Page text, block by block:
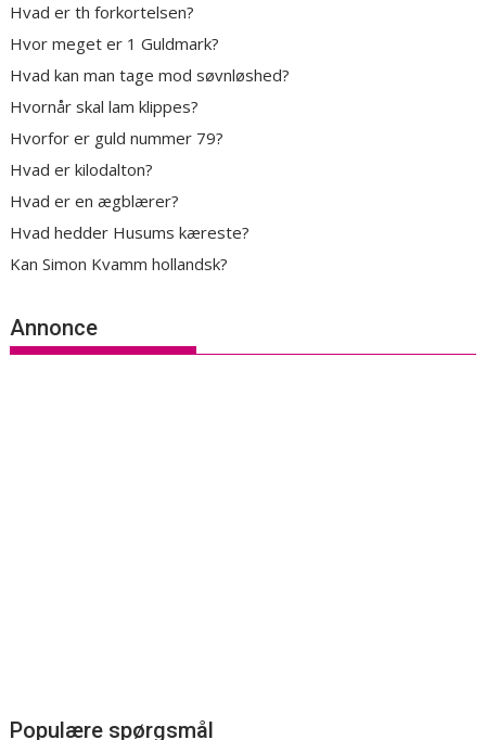
Hvad er th forkortelsen?
Hvor meget er 1 Guldmark?
Hvad kan man tage mod søvnløshed?
Hvornår skal lam klippes?
Hvorfor er guld nummer 79?
Hvad er kilodalton?
Hvad er en ægblærer?
Hvad hedder Husums kæreste?
Kan Simon Kvamm hollandsk?
Annonce
Populære spørgsmål